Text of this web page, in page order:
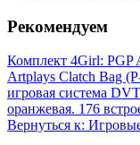
Рекомендуем
Комплект 4Girl: PGP
Artplays Сlatch Bag
игровая система
оранжевая. 176
Вернуться к: